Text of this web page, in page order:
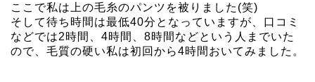
ここで私は上の毛糸のパンツを被りました(笑)
そして待ち時間は最低40分となっていますが、口コミ
などでは2時間、4時間、8時間などという人までいた
ので、毛質の硬い私は初回から4時間おいてみました。